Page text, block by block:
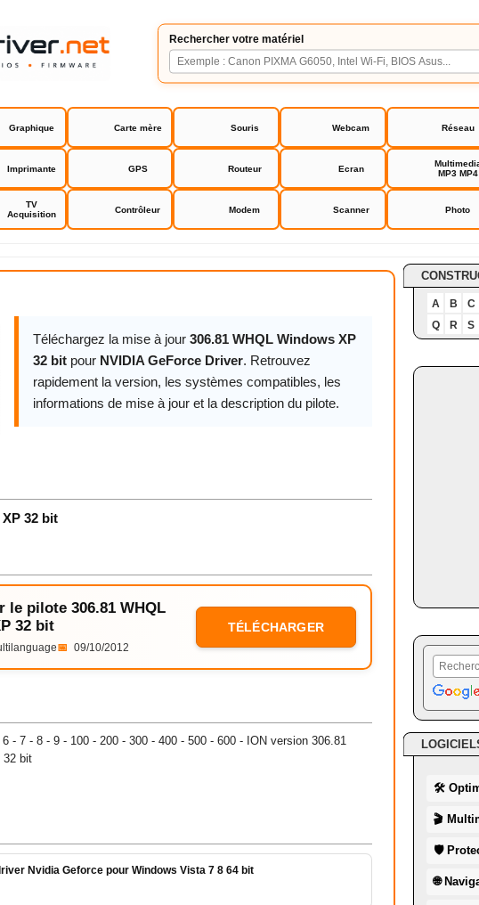
Rechercher votre matériel
Graphique Carte mère Souris Webcam Réseau
Imprimante GPS Routeur Ecran
MP3 MP4
TV
Acquisition
Contrôleur Modem Scanner Photo
GeForce Driver
Téléchargez la mise à jour 306.81 WHQL Windows XP
32 bit pour NVIDIA GeForce Driver. Retrouvez
rapidement la version, les systèmes compatibles, les
informations de mise à jour et la description du pilote.
32 bit
le pilote 306.81 WHQL
32 bit
📅 09/10/2012
TÉLÉCHARGER
- 7 - 8 - 9 - 100 - 200 - 300 - 400 - 500 - 600 - ION version 306.81
32 bit
Nvidia Geforce pour Windows Vista 7 8 64 bit
A B
C
Q
R S
🛠
🎬
🛡
🌐